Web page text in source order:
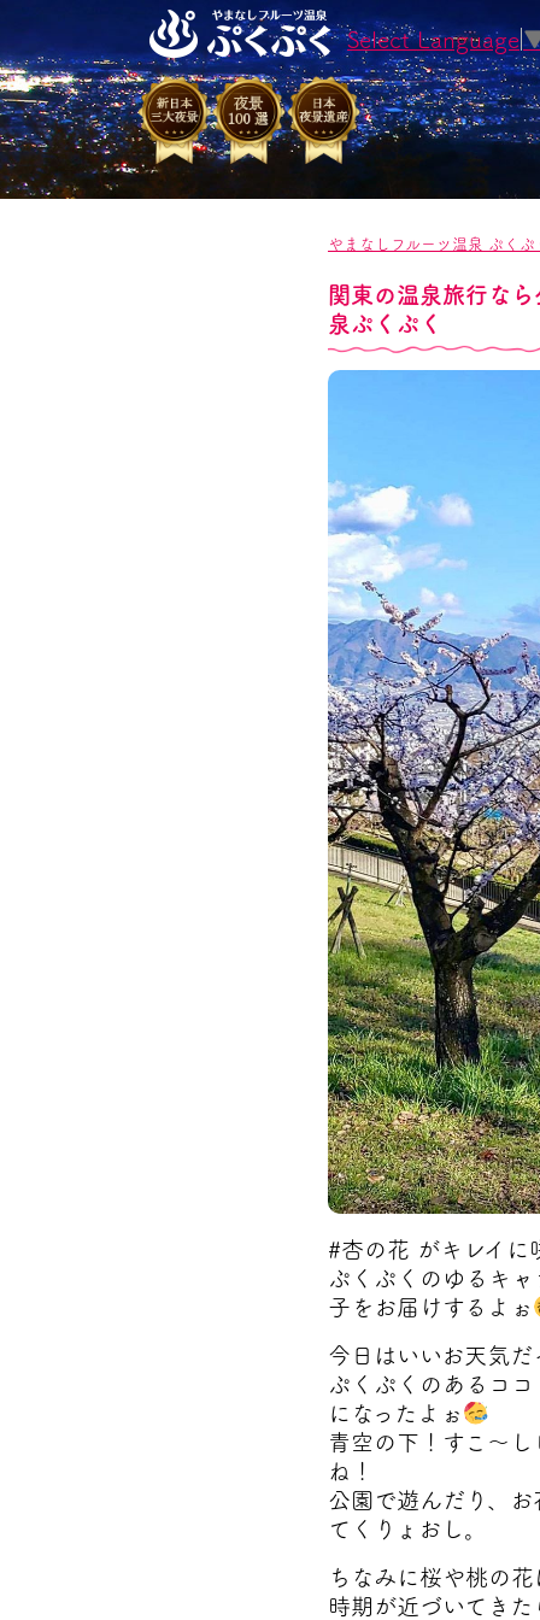
Select Language
やまなしフルーツ温泉 ぷくぷ
関東の温泉旅行な
泉ぷくぷく
#杏の花 がキレイに
ぷくぷくのゆるキ
子をお届けするよぉ
今日はいいお天気
ぷくぷくのあるコ
になったよぉ
青空の下！すこ～
ね！
公園で遊んだり、
てくりょおし。
ちなみに桜や桃の
時期が近づいてき